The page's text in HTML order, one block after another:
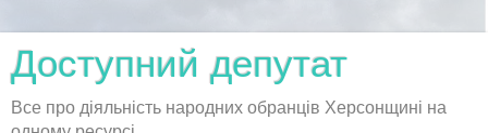
Доступний депутат
Все про діяльність народних обранців Херсонщині на